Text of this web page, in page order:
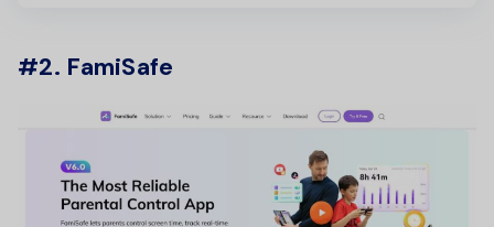
#2. FamiSafe